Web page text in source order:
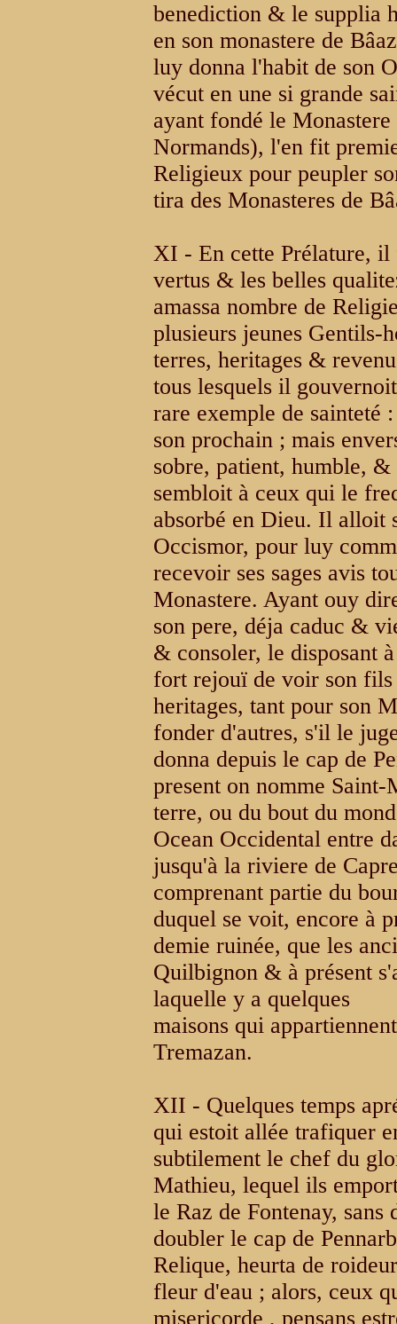
benediction & le supplia
en son monastere de
luy donna l'habit de son
vécut en une si grande
ayant fondé le
Normands), l'en fit
Religieux pour peupler
tira des Monasteres de
XI - En cette Prélature, il
vertus & les belles
amassa nombre de
plusieurs jeunes Gentils-
terres, heritages &
tous lesquels il
rare exemple de
son prochain ; mais
sobre, patient, humble,
sembloit à ceux qui le
absorbé en Dieu. Il alloit
Occismor, pour luy
recevoir ses sages avis
Monastere. Ayant ouy
son pere, déja caduc &
& consoler, le disposant
fort rejouï de voir son
heritages, tant pour son
fonder d'autres, s'il le
donna depuis le cap de
present on nomme
terre, ou du bout du
Ocean Occidental entre
jusqu'à la riviere de
comprenant partie du
duquel se voit, encore à
demie ruinée, que les
Quilbignon & à présent
laquelle y a quelques
maisons qui
Tremazan.
XII - Quelques temps
qui estoit allée trafiquer
subtilement le chef du
Mathieu, lequel ils
le Raz de Fontenay,
doubler le cap de
Relique, heurta de
fleur d'eau ; alors, ceux
misericorde , pensans